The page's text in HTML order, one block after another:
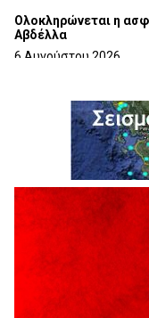
Ολοκληρώνεται η
Αβδέλλα
6 Αυγούστου 2026
5 Αυγούστου 2026
Ο ΑΝΔΡΕΑΣ
ΓΡΕΒΕΝΩΝ
5 Αυγούστου 2026
Ευχαριστήριο
Παρασχάκη Αθανάσιο
Διακοπή
5 Αυγούστου 2026